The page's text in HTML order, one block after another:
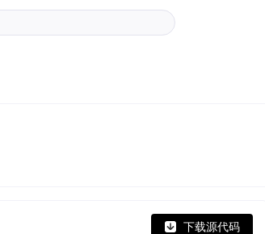
下载源代码